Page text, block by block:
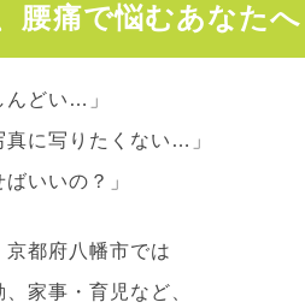
腰痛で悩むあなたへ
んどい…」
真に写りたくない…」
いいの？」
都府八幡市では
家事・育児など、